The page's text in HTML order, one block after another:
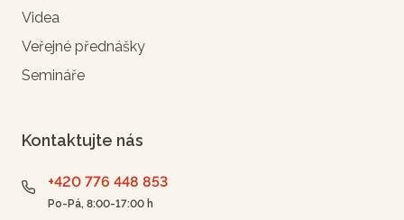
Videa
Veřejné přednášky
Semináře
Kontaktujte nás
+420 776 448 853
Po-Pá, 8:00-17:00 h